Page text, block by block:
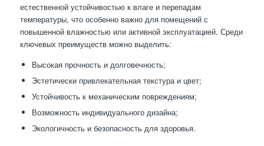
естественной устойчивостью к влаге и перепадам
температуры, что особенно важно для помещений с
повышенной влажностью или активной эксплуатацией. Среди
ключевых преимуществ можно выделить:
Высокая прочность и долговечность;
Эстетически привлекательная текстура и цвет;
Устойчивость к механическим повреждениям;
Возможность индивидуального дизайна;
Экологичность и безопасность для здоровья.